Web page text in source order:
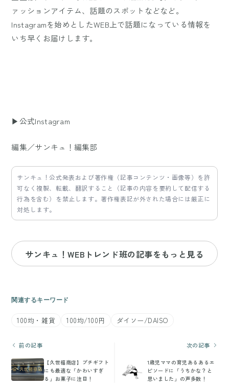
ァッションアイテム、話題のスポットなどなど。
Instagramを始めとしたWEB上で話題になっている情報を
いち早くお届けします。
▶公式Instagram
編集／サンキュ！編集部
サンキュ！公式発表および著作権（記事コンテンツ・画像等）を許
可なく複製、転載、翻訳すること（記事の内容を要約して配信する
行為を含む）を禁止します。著作権表記が外された場合には厳正に
対処します。
サンキュ！WEBトレンド班の記事をもっと見る
関連するキーワード
100均・雑貨 100均/100円 ダイソー/DAISO
前の記事
【久世福商店】プチギフト
にも最適な「かわいすぎ
る」お菓子に注目！
次の記事
1歳児ママの育児あるあるエ
ピソードに「うちかな？と
思いました」の声多数！